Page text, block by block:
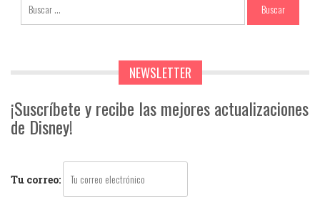
NEWSLETTER
¡Suscríbete y recibe las mejores actualizaciones
de Disney!
Tu correo: